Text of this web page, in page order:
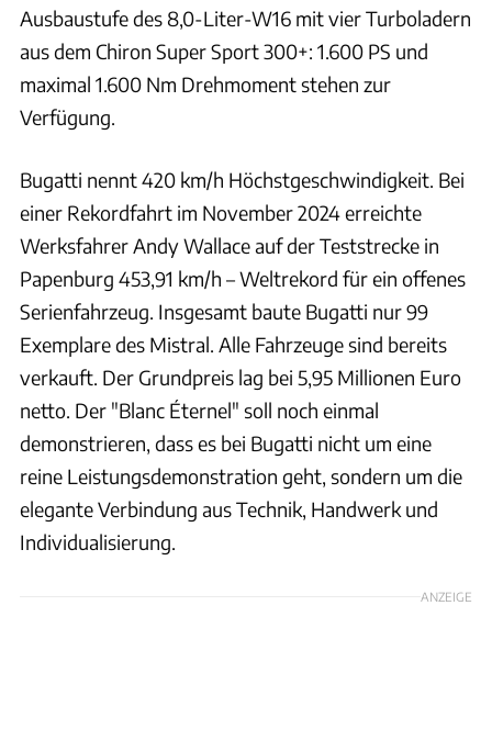
Ausbaustufe des 8,0-Liter-W16 mit vier Turboladern
aus dem Chiron Super Sport 300+: 1.600 PS und
maximal 1.600 Nm Drehmoment stehen zur
Verfügung.
Bugatti nennt 420 km/h Höchstgeschwindigkeit. Bei
einer Rekordfahrt im November 2024 erreichte
Werksfahrer Andy Wallace auf der Teststrecke in
Papenburg 453,91 km/h – Weltrekord für ein offenes
Serienfahrzeug. Insgesamt baute Bugatti nur 99
Exemplare des Mistral. Alle Fahrzeuge sind bereits
verkauft. Der Grundpreis lag bei 5,95 Millionen Euro
netto. Der "Blanc Éternel" soll noch einmal
demonstrieren, dass es bei Bugatti nicht um eine
reine Leistungsdemonstration geht, sondern um die
elegante Verbindung aus Technik, Handwerk und
Individualisierung.
ANZEIGE